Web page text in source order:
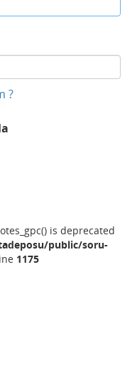
?
is deprecated
public/soru-
1175